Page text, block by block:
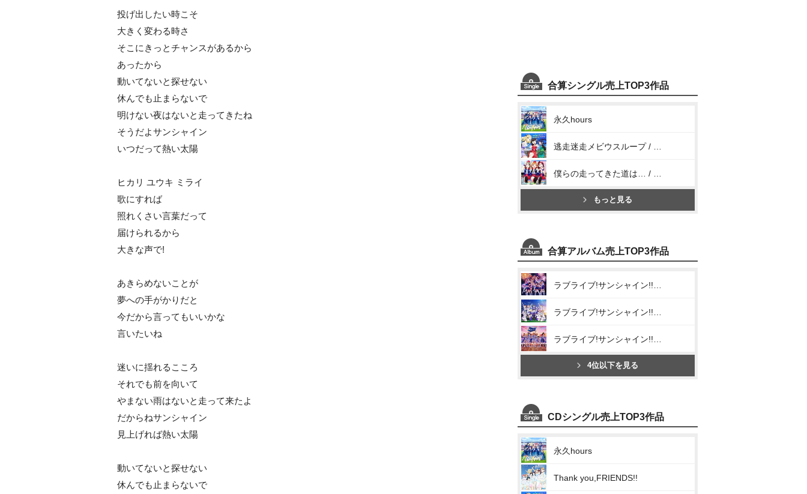
投げ出したい時こそ
大きく変わる時さ
そこにきっとチャンスがあるから
あったから
動いてないと探せない
休んでも止まらないで
明けない夜はないと走ってきたね
そうだよサンシャイン
いつだって熱い太陽
ヒカリ ユウキ ミライ
歌にすれば
照れくさい言葉だって
届けられるから
大きな声で!
あきらめないことが
夢への手がかりだと
今だから言ってもいいかな
言いたいね
迷いに揺れるこころ
それでも前を向いて
まない雨はないと走って来たよ
だからねサンシャイン
見上げれば熱い太陽
動いてないと探せない
休んでも止まらないで
合算シングル売上TOP3作品
永久hours
もっと見る
合算アルバム売上TOP3作品
4位以下を見る
CDシングル売上TOP3作品
永久hours
Thank you,FRIENDS!!